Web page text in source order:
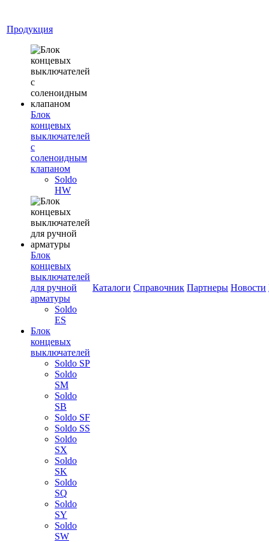
Продукция
Блок
концевых
выключателей
с
соленоидным
клапаном
Soldo
HW
Блок
концевых
выключателей
для ручной
арматуры
Soldo
ES
Блок
концевых
выключателей
Soldo SP
Soldo
SM
Soldo
SB
Soldo SF
Soldo SS
Soldo
SX
Soldo
SK
Soldo
SQ
Soldo
SY
Soldo
SW
Каталоги Справочник Партнеры Новости